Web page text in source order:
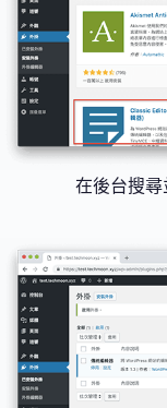
在後台搜尋